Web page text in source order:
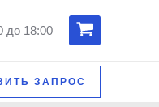
до 18:00
ЗАПРОС